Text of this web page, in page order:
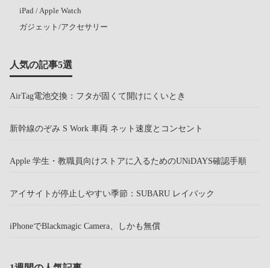
iPad / Apple Watch
ガジェット/アクセサリー
人気の記事5選
AirTag電池交換：フタが固くて開けにくいとき
新幹線のぞみ S Work 車両 ネット速度とコンセント
Apple 学生・教職員向けストアに入るためのUNiDAYS確認手順
アイサイトが停止しやすい季節：SUBARU レイバック
iPhoneでBlackmagic Camera、しかも無償